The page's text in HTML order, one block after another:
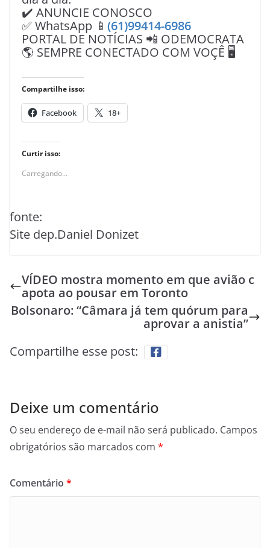
✔️ ANUNCIE CONOSCO
✅ WhatsApp 📱 (61)99414-6986
PORTAL DE NOTÍCIAS 📲 ODEMOCRATA
🌎 SEMPRE CONECTADO COM VOÇÊ 🖥️
Compartilhe isso:
Facebook 18+
Curtir isso:
Carregando...
fonte:
Site dep.Daniel Donizet
VÍDEO mostra momento em que avião c
apota ao pousar em Toronto
Bolsonaro: “Câmara já tem quórum para
aprovar a anistia”
Compartilhe esse post:
Deixe um comentário
O seu endereço de e-mail não será publicado. Campos
obrigatórios são marcados com *
Comentário *